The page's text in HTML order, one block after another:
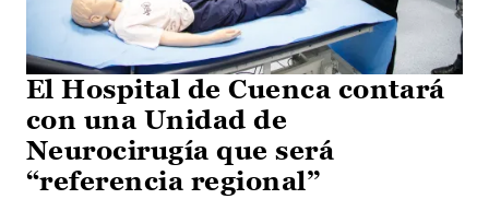
El Hospital de Cuenca contará
con una Unidad de
Neurocirugía que será
“referencia regional”